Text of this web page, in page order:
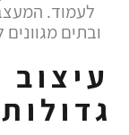
לעמוד.
ובתים